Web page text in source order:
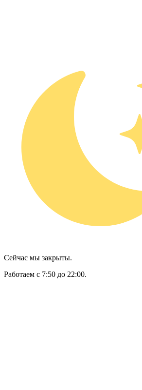
Сейчас мы закрыты.
Работаем с 7:50 до 22:00.